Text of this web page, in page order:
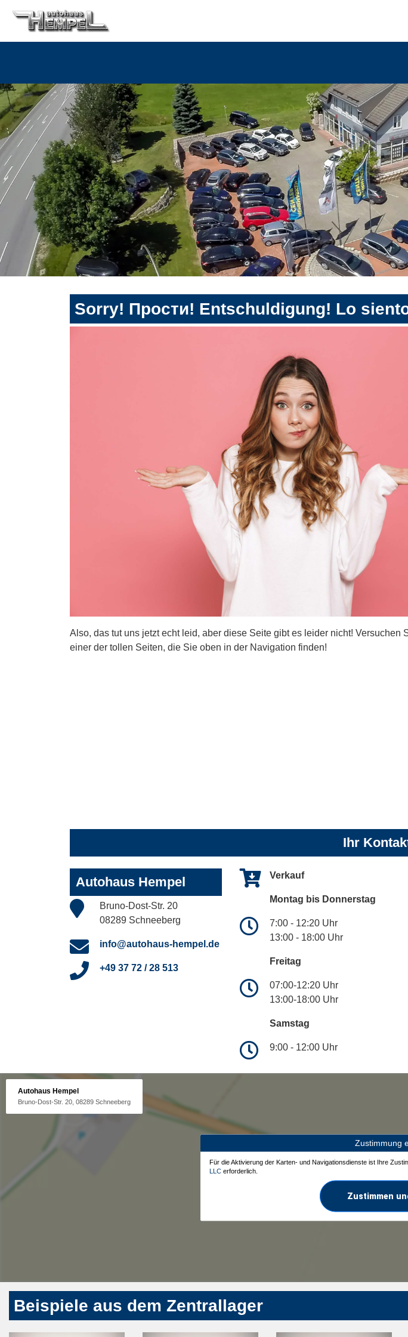
Sorry! Прости! Entschuldigung! Lo
Also, das tut uns jetzt echt leid, aber diese Seite gibt es leider nicht! Versuchen
einer der tollen Seiten, die Sie oben in der Navigation finden!
Ihr
Autohaus Hempel
Bruno-Dost-Str. 20
08289 Schneeberg
info@autohaus-hempel.de
+49 37 72 / 28 513
Verkauf
Montag bis Donnerstag
7:00 - 12:20 Uhr
13:00 - 18:00 Uhr
Freitag
07:00-12:20 Uhr
13:00-18:00 Uhr
Samstag
9:00 - 12:00 Uhr
Autohaus Hempel
Bruno-Dost-Str. 20, 08289 Schneeberg
Zustimmung
Für die Aktivierung der Karten- und Navigationsdienste ist Ihre
LLC erforderlich.
Zustimmen
Beispiele aus dem Zentrallager